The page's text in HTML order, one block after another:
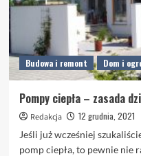
Budowa i remont Dom i
Pompy ciepła – zasada
Redakcja
12 grudnia, 2021
Jeśli już wcześniej
pomp ciepła, to pewnie nie